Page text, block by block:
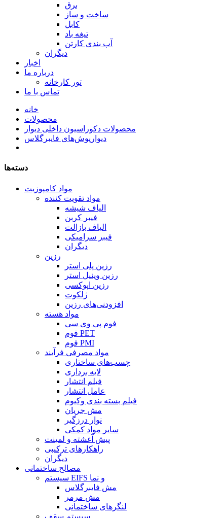
برق
ساخت و ساز
کابل
تیغه باد
آب بندی کارتن
دیگران
اخبار
درباره ما
تور کارخانه
تماس با ما
خانه
محصولات
محصولات دکوراسیون داخلی دیوار
دیوارپوش‌های فایبرگلاس
دسته‌ها
مواد کامپوزیت
مواد تقویت کننده
الیاف شیشه
فیبر کربن
الیاف بازالت
فیبر سرامیکی
دیگران
رزین
رزین پلی استر
رزین وینیل استر
رزین اپوکسی
ژلکوت
افزودنی‌های رزین
مواد هسته
فوم پی وی سی
فوم PET
فوم PMI
مواد مصرفی فرآیند
چسب‌های ساختاری
لایه برداری
فیلم انتشار
عامل انتشار
فیلم بسته بندی وکیوم
مش جریان
نوار درزگیر
سایر مواد کمکی
پیش آغشته و لمینت
راهکارهای ترکیبی
دیگران
مصالح ساختمانی
سیستم EIFS و نما
مش فایبرگلاس
مش مرمر
لنگرهای ساختمانی
سیستم سقف